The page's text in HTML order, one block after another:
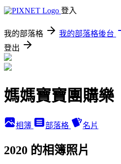
登入
我的部落格 我的部落格後台
登出
媽媽寶寶團購樂
相簿 部落格 名片
2020 的相簿照片